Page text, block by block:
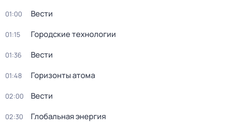
01:00 Вести
01:15 Городские технологии
01:36 Вести
01:48 Горизонты атома
02:00 Вести
02:30 Глобальная энергия